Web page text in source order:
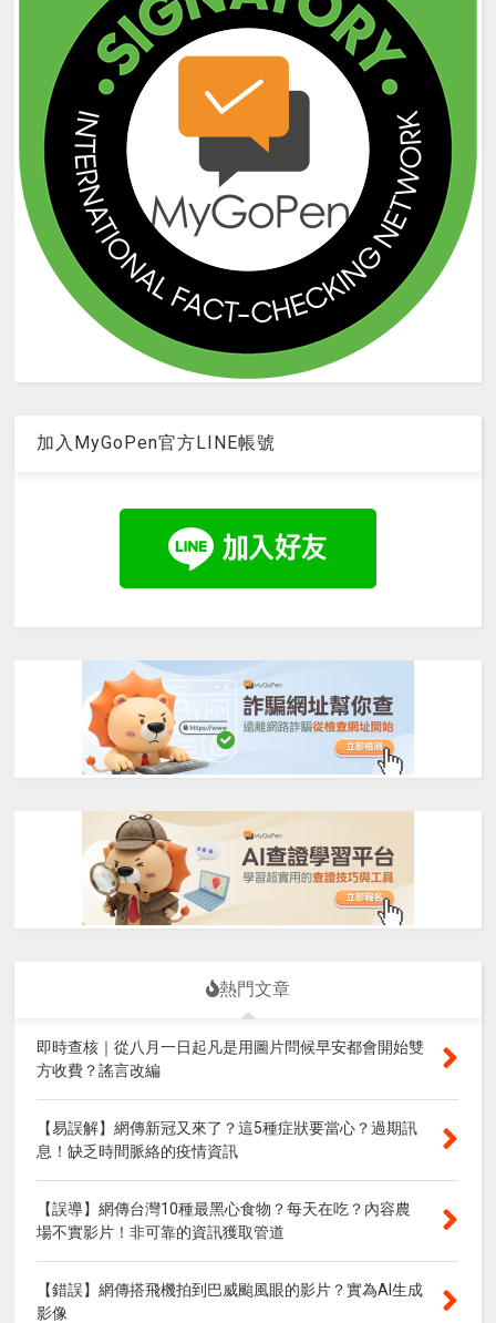
加入MyGoPen官方LINE帳號
熱門文章
即時查核｜從八月一日起凡是用圖片問候早安都會開始雙
方收費？謠言改編
【易誤解】網傳新冠又來了？這5種症狀要當心？過期訊
息！缺乏時間脈絡的疫情資訊
【誤導】網傳台灣10種最黑心食物？每天在吃？內容農
場不實影片！非可靠的資訊獲取管道
【錯誤】網傳搭飛機拍到巴威颱風眼的影片？實為AI生成
影像